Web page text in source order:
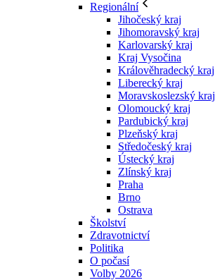
Regionální
Jihočeský kraj
Jihomoravský kraj
Karlovarský kraj
Kraj Vysočina
Králověhradecký kraj
Liberecký kraj
Moravskoslezský kraj
Olomoucký kraj
Pardubický kraj
Plzeňský kraj
Středočeský kraj
Ústecký kraj
Zlínský kraj
Praha
Brno
Ostrava
Školství
Zdravotnictví
Politika
O počasí
Volby 2026